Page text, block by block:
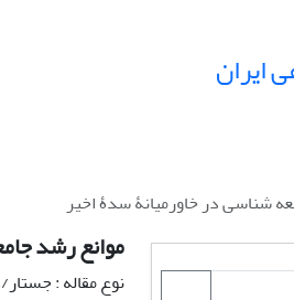
ایران
‏شناسی در خاورمیانۀ سدۀ اخیر
موانع رشد
نوع مقاله :